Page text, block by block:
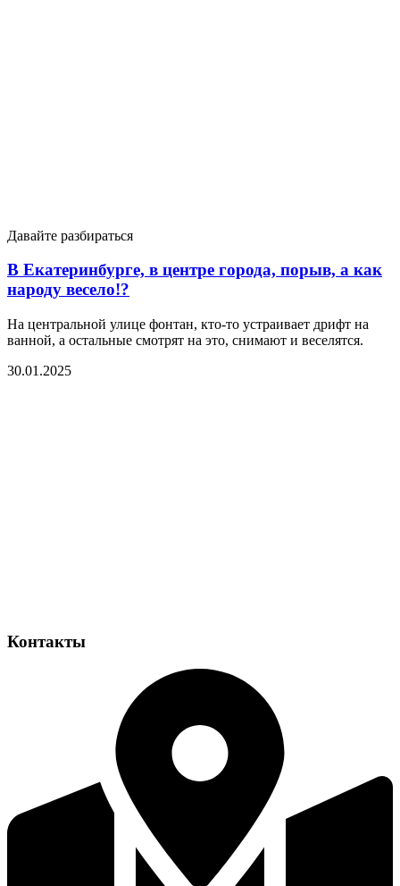
Давайте разбираться
В Екатеринбурге, в центре города, порыв, а как
народу весело!?
На центральной улице фонтан, кто-то устраивает дрифт на
ванной, а остальные смотрят на это, снимают и веселятся.
30.01.2025
Контакты